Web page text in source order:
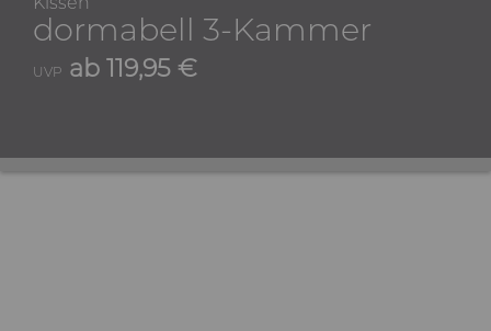
dormabell 3-Kammer
UVP ab 119,95 €